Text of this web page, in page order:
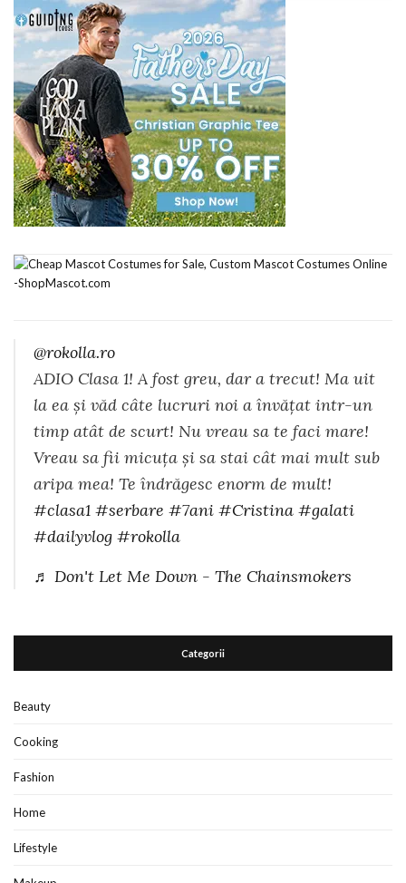
@rokolla.ro
ADIO Clasa 1! A fost greu, dar a trecut! Ma uit
la ea și văd câte lucruri noi a învățat intr-un
timp atât de scurt! Nu vreau sa te faci mare!
Vreau sa fii micuța și sa stai cât mai mult sub
aripa mea! Te îndrăgesc enorm de mult!
#clasa1 #serbare #7ani #Cristina #galati
#dailyvlog #rokolla
♬ Don't Let Me Down - The Chainsmokers
Categorii
Beauty
Cooking
Fashion
Home
Lifestyle